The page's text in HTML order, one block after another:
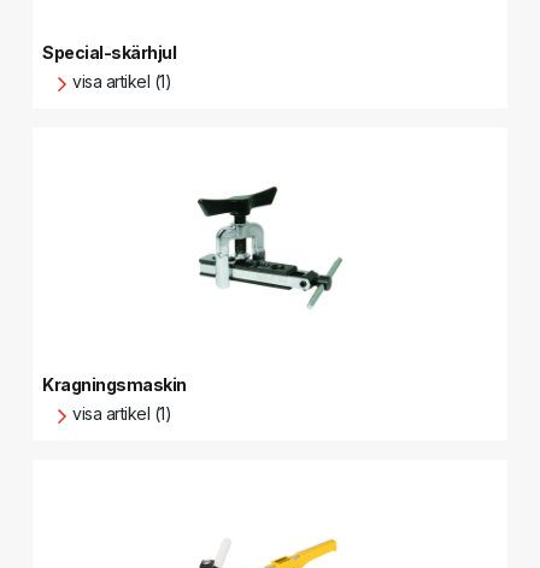
Special-skärhjul
visa artikel (1)
Kragningsmaskin
visa artikel (1)